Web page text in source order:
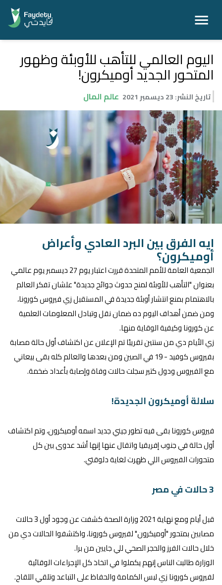
اليوم العالمي للتأهب للأوبئة وظهور
المتحور الجديد أوميكرون!
تاريخ النشر:23 ديسمبر 2021 عالم المال
ايه الفرق بين البرد العادي وأعراض
أوميكرون؟
الجمعية العامة للأمم المتحدة قررت اعتبار يوم 27 ديسمبر يوم عالمي
بعنوان "التأهب للأوبئة لمنح حدوث جوائح جديدة" علشان تفكر العالم
بالاهتمام بمنع انتشار أوبئة جديدة في المستقبل زي فيروس كورونا،
ومن ضمن أهداف اليوم ده ضمان نقل وتبادل المعلومات العلمية
عن كورونا وكيفية الوقاية منها.
زي الأيام دي من سنتين تقريبًا تم الإعلان عن اكتشاف أول حالة مصابة
بفيروس كوفيد - 19 في الصين ومن بعدها والعالم كله بقى بيعاني
مع الفيروس ودول كتير سجلت حالات وفاة وإصابة بأعداد ضخمة.
سلالة أوميكرون الجديدة!
فيروس كورونا بقى فيه تطور جيني جديد اسمه أوميكرون، وتم اكتشاف
أول حالة في جنوب إفريقيا واتقال عنها إنها أشد عدوى بين كل
متحورات الفيروس اللي ظهرت لغاية دلوقتي.
3 حالات في مصر
قبل أيام ومع نهاية 2021 وزارة الصحة كشفت عن وجود أول 3 حالات
مصابين بمتحور "أوميكرون" لفيروس كورونا، واكتشفوا الحالات دي من
خلال حالات الفرز والحجر الصحي للي جايين من برا.
الوزارة طالبت الناس إنهم يكملوا في اتخاذ كل الإجراءات الوقائية
لفيروس كورونا زي لبس الكمامة والحفاظ على التباعد وتلقي اللقاح.